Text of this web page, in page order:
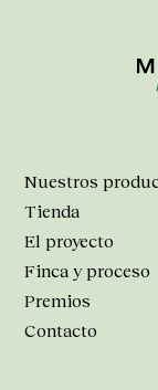
Nuestros
Tienda
El proyecto
Finca y proceso
Premios
Contacto